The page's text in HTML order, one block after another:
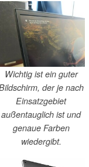
Wichtig ist ein guter
der je nach
Einsatzgebiet
außentauglich ist und
genaue Farben
wiedergibt.